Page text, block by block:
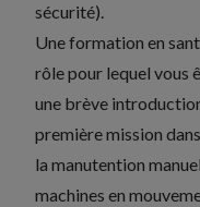
sécurité).
Une formation en
rôle pour lequel vous
une brève
première mission
la manutention
machines en